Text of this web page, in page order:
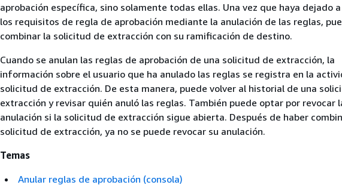
aprobación específica, sino solamente todas ellas. Una vez que haya dejado
los requisitos de regla de aprobación mediante la anulación de las reglas,
combinar la solicitud de extracción con su ramificación de destino.
Cuando se anulan las reglas de aprobación de una solicitud de extracción, la
información sobre el usuario que ha anulado las reglas se registra en la
solicitud de extracción. De esta manera, puede volver al historial de una
extracción y revisar quién anuló las reglas. También puede optar por revocar
anulación si la solicitud de extracción sigue abierta. Después de haber
solicitud de extracción, ya no se puede revocar su anulación.
Temas
Anular reglas de aprobación (consola)